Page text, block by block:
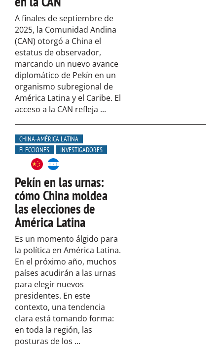
A finales de septiembre de
2025, la Comunidad Andina
(CAN) otorgó a China el
estatus de observador,
marcando un nuevo avance
diplomático de Pekín en un
organismo subregional de
América Latina y el Caribe. El
acceso a la CAN refleja ...
CHINA-AMÉRICA LATINA
ELECCIONES
INVESTIGADORES
Pekín en las urnas:
cómo China moldea
las elecciones de
América Latina
Es un momento álgido para
la política en América Latina.
En el próximo año, muchos
países acudirán a las urnas
para elegir nuevos
presidentes. En este
contexto, una tendencia
clara está tomando forma:
en toda la región, las
posturas de los ...